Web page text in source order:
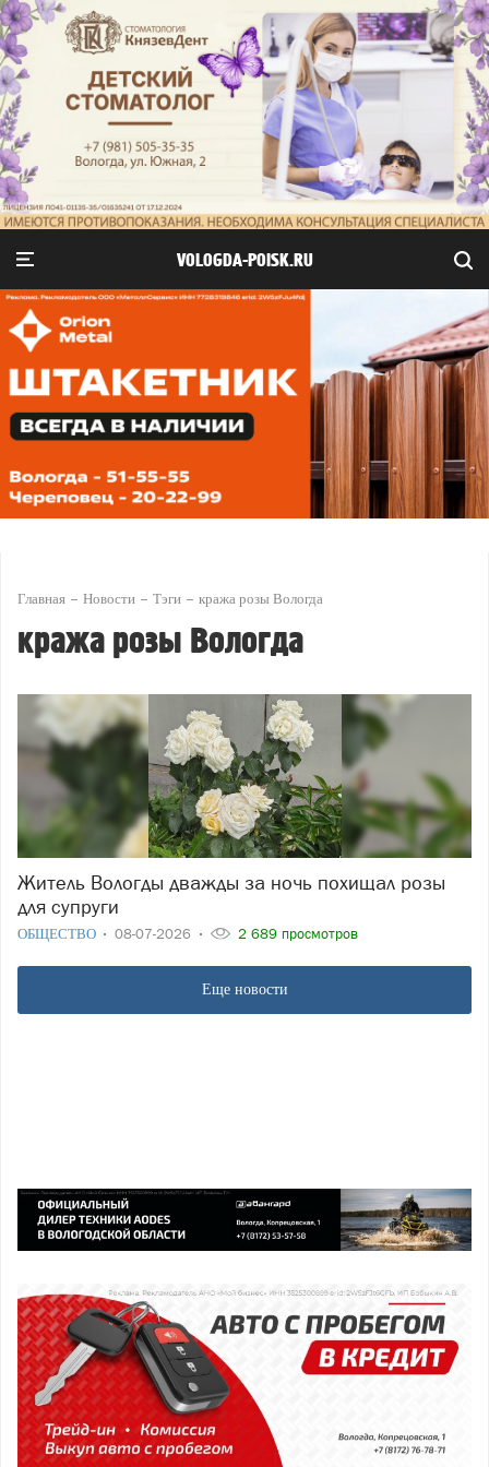
VOLOGDA-POISK.RU
Главная Новости Тэги кража розы Вологда
кража розы Вологда
Житель Вологды дважды за ночь похищал розы
для супруги
ОБЩЕСТВО 08-07-2026 2 689 просмотров
Еще новости